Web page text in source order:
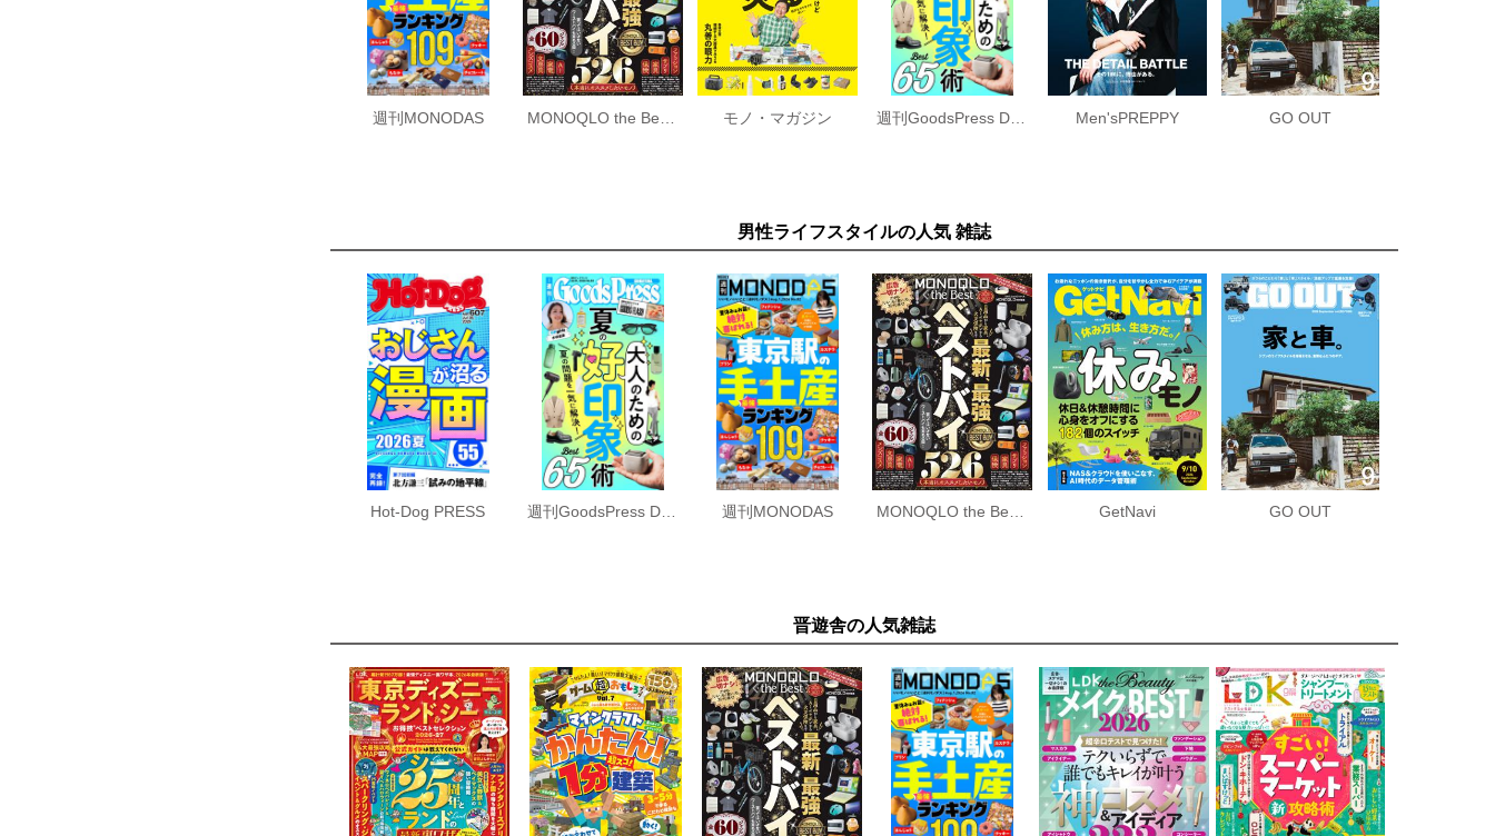
週刊MONODAS モノ・マガジン 週刊GoodsPress DIGITAL Men'sPREPPY GO OUT
男性ライフスタイルの人気 雑誌
Hot-Dog PRESS 週刊GoodsPress DIGITAL 週刊MONODAS MONOQLO the Best 2026～2027 GetNavi GO OUT
晋遊舎の人気雑誌